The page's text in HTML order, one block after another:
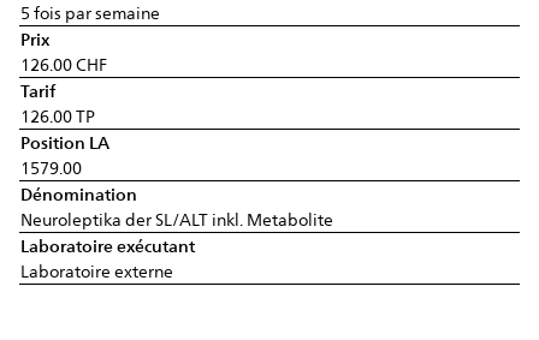
5 fois par semaine
Prix
126.00 CHF
Tarif
126.00 TP
Position LA
1579.00
Dénomination
Neuroleptika der SL/ALT inkl. Metabolite
Laboratoire exécutant
Laboratoire externe